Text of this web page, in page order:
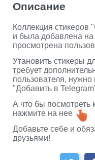
Описание
Коллекция стикеров
и была добавлена на
просмотрена
Утановить стикеры
требует
пользователя,
"Добавить в
А что бы посмотреть
нажмите на нее
Добавьте себе и
друзьями!